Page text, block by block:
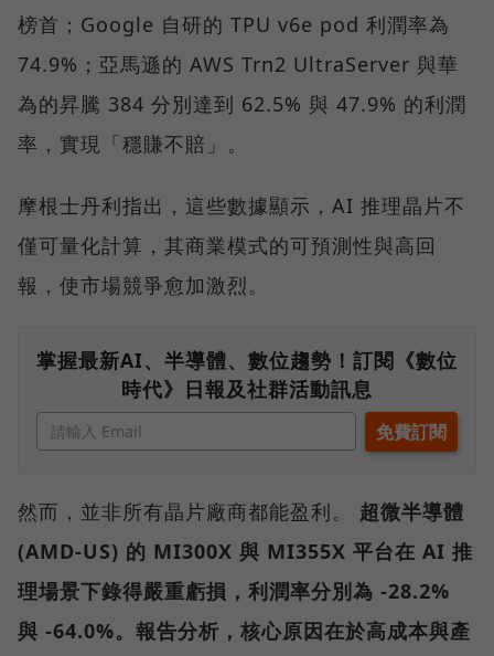
榜首；Google 自研的 TPU v6e pod 利潤率為
74.9%；亞馬遜的 AWS Trn2 UltraServer 與華
為的昇騰 384 分別達到 62.5% 與 47.9% 的利潤
率，實現「穩賺不賠」。
摩根士丹利指出，這些數據顯示，AI 推理晶片不
僅可量化計算，其商業模式的可預測性與高回
報，使市場競爭愈加激烈。
掌握最新AI、半導體、數位趨勢！訂閱《數位
時代》日報及社群活動訊息
然而，並非所有晶片廠商都能盈利。 超微半導體
(AMD-US) 的 MI300X 與 MI355X 平台在 AI 推
理場景下錄得嚴重虧損，利潤率分別為 -28.2%
與 -64.0%。報告分析，核心原因在於高成本與產